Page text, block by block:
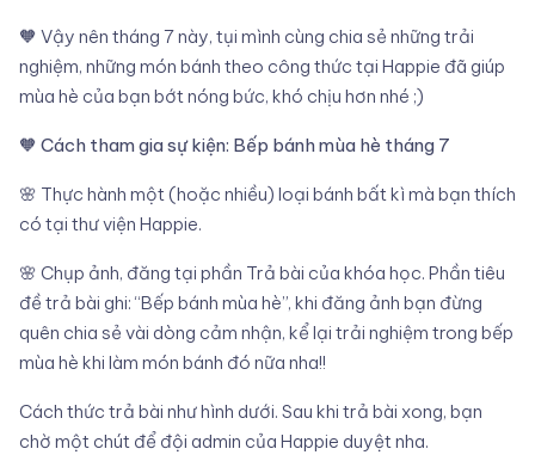
🧡 Vậy nên tháng 7 này, tụi mình cùng chia sẻ những trải
nghiệm, những món bánh theo công thức tại Happie đã giúp
mùa hè của bạn bớt nóng bức, khó chịu hơn nhé ;)
🧡 Cách tham gia sự kiện: Bếp bánh mùa hè tháng 7
🌸 Thực hành một (hoặc nhiều) loại bánh bất kì mà bạn thích
có tại thư viện Happie.
🌸 Chụp ảnh, đăng tại phần Trả bài của khóa học. Phần tiêu
đề trả bài ghi: “Bếp bánh mùa hè”, khi đăng ảnh bạn đừng
quên chia sẻ vài dòng cảm nhận, kể lại trải nghiệm trong bếp
mùa hè khi làm món bánh đó nữa nha!!
Cách thức trả bài như hình dưới. Sau khi trả bài xong, bạn
chờ một chút để đội admin của Happie duyệt nha.